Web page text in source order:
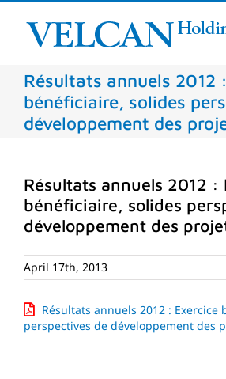
Skip
content
Résultats annuels 2012
bénéficiaire, solides
développement des
Résultats annuels 2012 :
bénéficiaire, solides
développement des
April 17th, 2013
Résultats annuels 2012 : Exercice
perspectives de développement des